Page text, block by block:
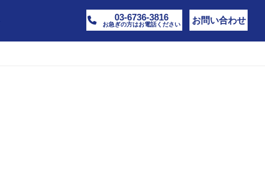
03-6736-3816
お急ぎの方はお電話ください お問い合わせ